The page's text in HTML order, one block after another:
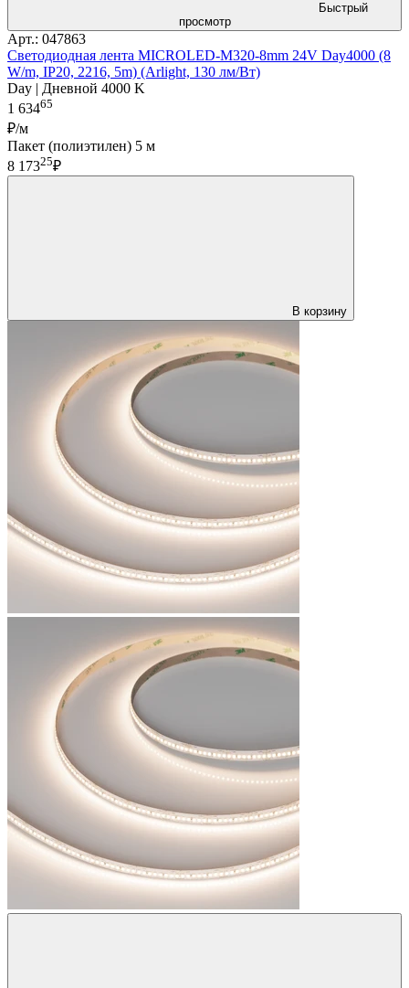
Быстрый
просмотр
Арт.: 047863
Светодиодная лента MICROLED-M320-8mm 24V Day4000 (8
W/m, IP20, 2216, 5m) (Arlight, 130 лм/Вт)
Day | Дневной 4000 K
1 63465
₽/м
Пакет (полиэтилен) 5 м
8 17325₽
В корзину